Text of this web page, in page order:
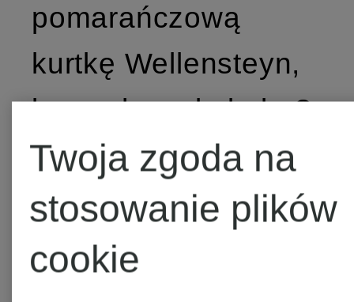
pomarańczową
kurtkę Wellensteyn,
by zachowała kolor?
Należy prać ją w
niskiej temperaturze
Twoja zgoda na
stosowanie plików
cookie